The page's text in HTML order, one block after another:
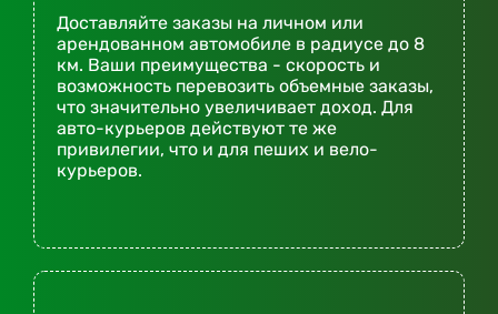
Доставляйте заказы на личном или
арендованном автомобиле в радиусе до 8
км. Ваши преимущества - скорость и
возможность перевозить объемные заказы,
что значительно увеличивает доход. Для
авто-курьеров действуют те же
привилегии, что и для пеших и вело-
курьеров.